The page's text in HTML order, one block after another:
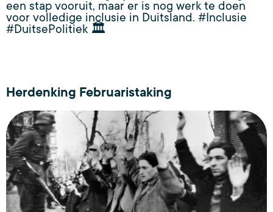
een stap vooruit, maar er is nog werk te doen
voor volledige inclusie in Duitsland. #Inclusie
#DuitsePolitiek 🏛️
Herdenking Februaristaking